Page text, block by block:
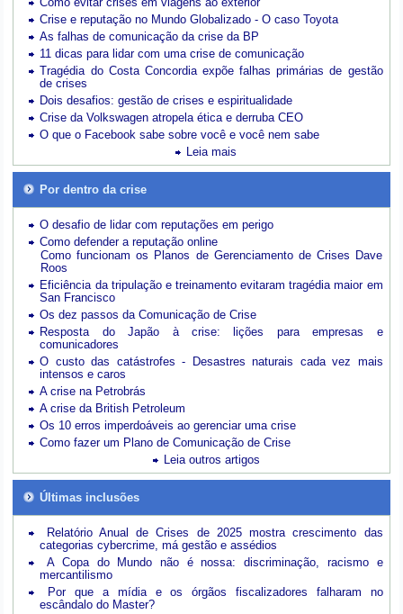
Crise e reputação no Mundo Globalizado - O caso Toyota
As falhas de comunicação da crise da BP
11 dicas para lidar com uma crise de comunicação
Tragédia do Costa Concordia expõe falhas primárias de gestão
de crises
Dois desafios: gestão de crises e espiritualidade
Crise da Volkswagen atropela ética e derruba CEO
O que o Facebook sabe sobre você e você nem sabe
Leia mais
Por dentro da crise
O desafio de lidar com reputações em perigo
Como defender a reputação online
Como funcionam os Planos de Gerenciamento de Crises Dave
Roos
Eficiência da tripulação e treinamento evitaram tragédia maior em
San Francisco
Os dez passos da Comunicação de Crise
Resposta do Japão à crise: lições para empresas e
comunicadores
O custo das catástrofes -
Desastres naturais cada vez mais
intensos e caros
A crise na Petrobrás
A crise da British Petroleum
Os 10 erros imperdoáveis ao gerenciar uma crise
Como fazer um Plano de Comunicação de Crise
Leia outros artigos
Últimas inclusões
Relatório Anual de Crises de 2025 mostra crescimento das
categorias cybercrime, má gestão e assédios
A Copa do Mundo não é nossa: discriminação, racismo e
mercantilismo
Por que a mídia e os órgãos fiscalizadores falharam no
escândalo do Master?